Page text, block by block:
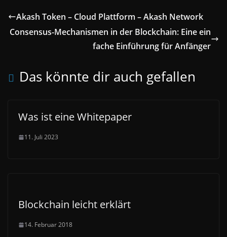
Akash Token – Cloud Plattform – Akash Network
Consensus-Mechanismen in der Blockchain: Eine ein
fache Einführung für Anfänger
Das könnte dir auch gefallen
Was ist eine Whitepaper
11. Juli 2023
Blockchain leicht erklärt
14. Februar 2018